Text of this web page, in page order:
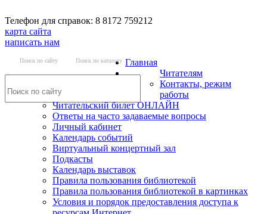
Телефон для справок: 8 8172 759212
карта сайта
написать нам
Поиск по сайту Поиск по каталогу Главная
Читателям
Контакты, режим
работы
Читательский билет ОНЛАЙН
Ответы на часто задаваемые вопросы
Личный кабинет
Календарь событий
Виртуальный концертный зал
Подкасты
Календарь выставок
Правила пользования библиотекой
Правила пользования библиотекой в картинках
Условия и порядок предоставления доступа к